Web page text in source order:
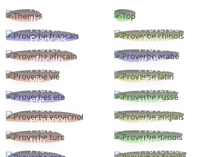
Autres
thèmes
Proverbe
Français
Proverbe
chinois
Proverbe
africain
Proverbe
arabe
Proverbe
vie
Proverbe
latin
Proverbes
ete
Proverbe
russe
Proverbe
espagnol
Proverbe
anglais
Proverbe
turc
Proverbe
danois
Proverbe
Proverbes